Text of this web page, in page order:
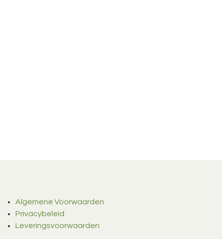
Algemene Voorwaarden
Privacybeleid
Leveringsvoorwaarden